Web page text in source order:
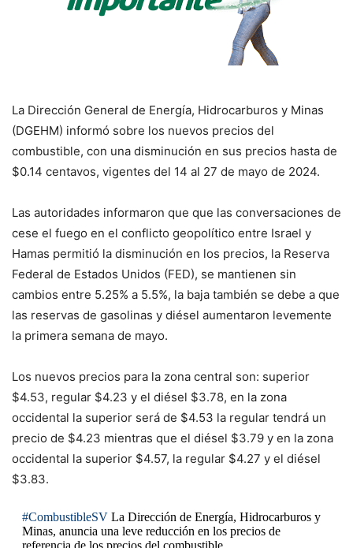
La Dirección General de Energía, Hidrocarburos y Minas
(DGEHM) informó sobre los nuevos precios del
combustible, con una disminución en sus precios hasta de
$0.14 centavos, vigentes del 14 al 27 de mayo de 2024.
Las autoridades informaron que que las conversaciones de
cese el fuego en el conflicto geopolítico entre Israel y
Hamas permitió la disminución en los precios, la Reserva
Federal de Estados Unidos (FED), se mantienen sin
cambios entre 5.25% a 5.5%, la baja también se debe a que
las reservas de gasolinas y diésel aumentaron levemente
la primera semana de mayo.
Los nuevos precios para la zona central son: superior
$4.53, regular $4.23 y el diésel $3.78, en la zona
occidental la superior será de $4.53 la regular tendrá un
precio de $4.23 mientras que el diésel $3.79 y en la zona
occidental la superior $4.57, la regular $4.27 y el diésel
$3.83.
#CombustibleSVLa Dirección de Energía, Hidrocarburos y
Minas, anuncia una leve reducción en los precios de
referencia de los precios del combustible.